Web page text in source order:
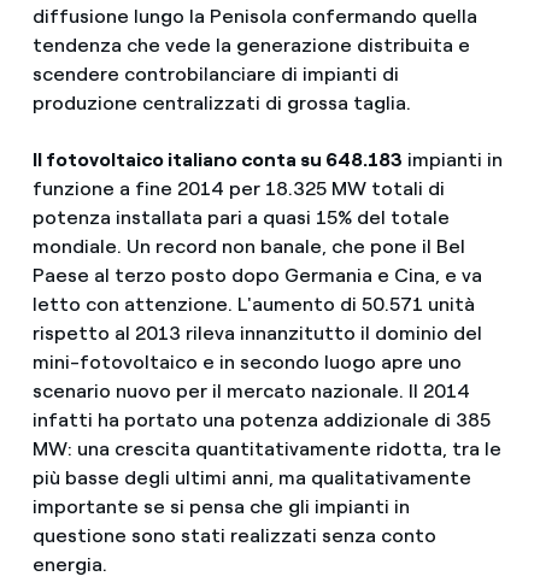
diffusione lungo la Penisola confermando quella
tendenza che vede la generazione distribuita e
scendere controbilanciare di impianti di
produzione centralizzati di grossa taglia.
Il fotovoltaico italiano conta su 648.183 impianti in
funzione a fine 2014 per 18.325 MW totali di
potenza installata pari a quasi 15% del totale
mondiale. Un record non banale, che pone il Bel
Paese al terzo posto dopo Germania e Cina, e va
letto con attenzione. L'aumento di 50.571 unità
rispetto al 2013 rileva innanzitutto il dominio del
mini-fotovoltaico e in secondo luogo apre uno
scenario nuovo per il mercato nazionale. Il 2014
infatti ha portato una potenza addizionale di 385
MW: una crescita quantitativamente ridotta, tra le
più basse degli ultimi anni, ma qualitativamente
importante se si pensa che gli impianti in
questione sono stati realizzati senza conto
energia.